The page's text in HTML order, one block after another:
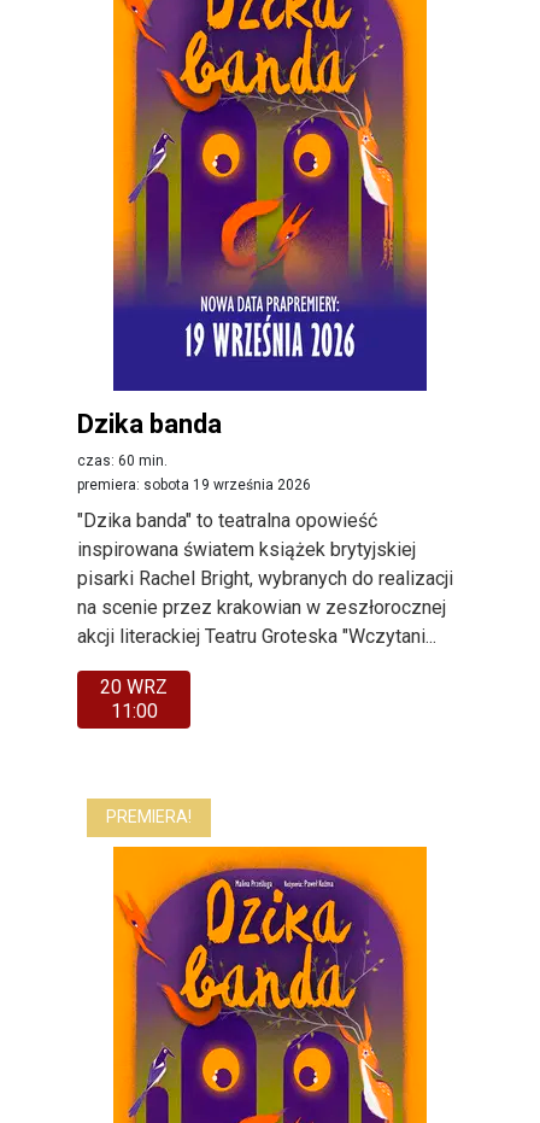
Dzika banda
czas: 60 min.
premiera: sobota 19 września 2026
"Dzika banda" to teatralna opowieść
inspirowana światem książek brytyjskiej
pisarki Rachel Bright, wybranych do realizacji
na scenie przez krakowian w zeszłorocznej
akcji literackiej Teatru Groteska "Wczytani...
20 WRZ
11:00
PREMIERA!